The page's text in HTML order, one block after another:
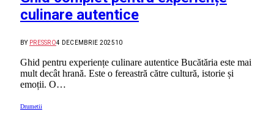
culinare autentice
BY PRESSRO4 DECEMBRIE 202510
Ghid pentru experiențe culinare autentice Bucătăria este mai
mult decât hrană. Este o fereastră către cultură, istorie și
emoții. O…
Drumetii